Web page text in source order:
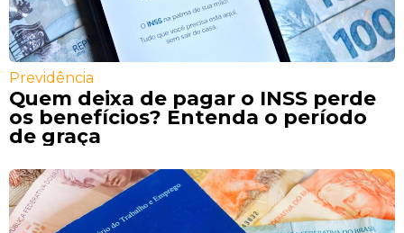
Previdência
Quem deixa de pagar o INSS perde
os benefícios? Entenda o período
de graça